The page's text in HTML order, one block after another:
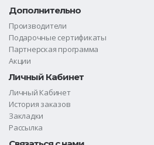
Дополнительно
Производители
Подарочные сертификаты
Партнерская программа
Акции
Личный Кабинет
Личный Кабинет
История заказов
Закладки
Рассылка